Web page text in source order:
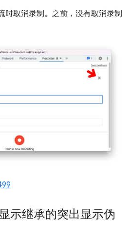
时取消录制。之前，没有取消录制
示继承的突出显示伪